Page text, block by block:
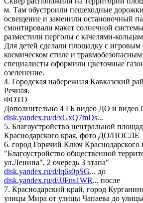
м. Там обустроили пешеходные
освещение и заменили остановочный
смонтировали макет солнечной
разместили перголы с качелями-
Для детей сделали площадку с игровым
космическом стиле и
специалисты оформили цветочные
озеленение.
4. Городская набережная Кавказский
Речная.
ФОТО
Дополнительно 4 ГБ видео ДО и
disk.yandex.ru/d/xGxQ7mDs...
5. Благоустройство центральной
Краснодарского края, фото ДО/ПОСЛЕ
6. город Горячий Ключ Краснодарского
"Благоустройство общественной
ул.Ленина", 2 очередь 3 этапа"
disk.yandex.ru/d/lq6s0pSG... до
disk.yandex.ru/d/JJFns1WR... после
7. Краснодарский край, город
улицы Мира от улицы Чапаева до